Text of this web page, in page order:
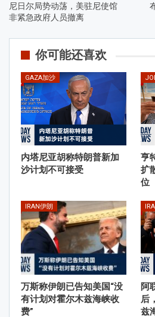
尼日尔局势动荡，美驻尼使馆
非紧急政府人员撤离
你可能还喜欢
GAZA加沙
内塔尼亚胡称特朗普新加
沙计划不可接受
亨
扩
位
IRAN伊朗
万斯称伊朗已告知美国“没
有计划对霍尔木兹海峡收
费”
阿
后
兹